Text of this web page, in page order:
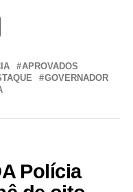
Share
APROVADOS
GOVERNADOR
Polícia